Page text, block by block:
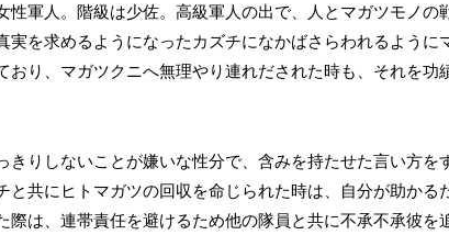
性軍人。階級は少佐。高級軍人の出で、人とマガツモノの
実を求めるようになったカズチになかばさらわれるよう
おり、マガツクニへ無理やり連れだされた時も、それを功
きりしないことが嫌いな性分で、含みを持たせた言い方
と共にヒトマガツの回収を命じられた時は、自分が助か
際は、連帯責任を避けるため他の隊員と共に不承不承彼を